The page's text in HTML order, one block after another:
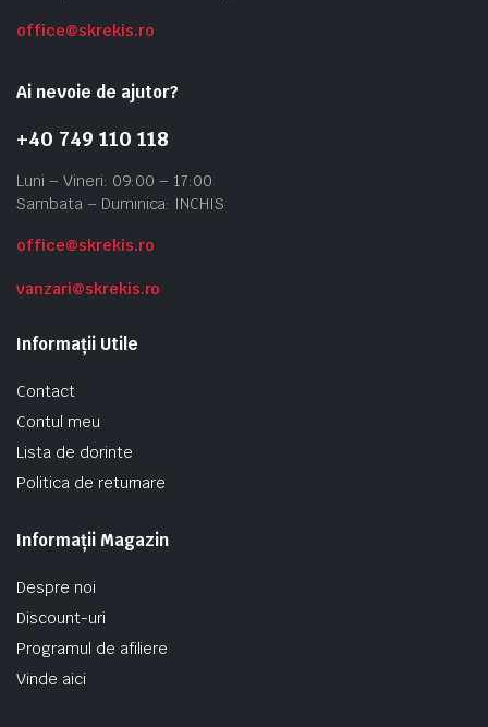
office@skrekis.ro
Ai nevoie de ajutor?
+40 749 110 118
Luni – Vineri: 09:00 – 17:00
Sambata – Duminica: INCHIS
office@skrekis.ro
vanzari@skrekis.ro
Informații Utile
Contact
Contul meu
Lista de dorinte
Politica de returnare
Informații Magazin
Despre noi
Discount-uri
Programul de afiliere
Vinde aici